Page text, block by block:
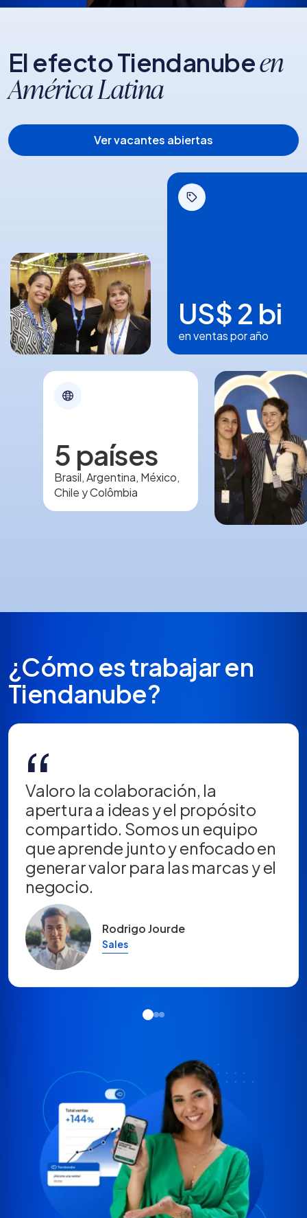
El efecto Tiendanubeen
América Latina
Ver vacantes abiertas
US$ 2 bi
en ventas por año
5 países
Brasil, Argentina, México,
Chile y Colômbia
¿Cómo es trabajar en
Tiendanube?
“
Valoro la colaboración, la
apertura a ideas y el propósito
compartido. Somos un equipo
que aprende junto y enfocado en
generar valor para las marcas y el
negocio.
Rodrigo Jourde
Sales